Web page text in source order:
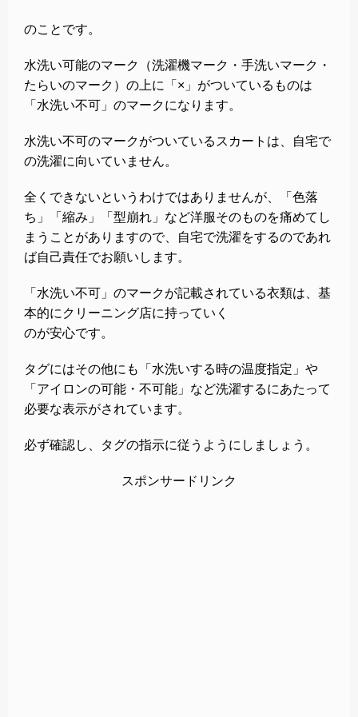
のことです。
水洗い可能のマーク（洗濯機マーク・手洗いマーク・
たらいのマーク）の上に「×」がついているものは
「水洗い不可」のマークになります。
水洗い不可のマークがついているスカートは、自宅で
の洗濯に向いていません。
全くできないというわけではありませんが、「色落
ち」「縮み」「型崩れ」など洋服そのものを痛めてし
まうことがありますので、自宅で洗濯をするのであれ
ば自己責任でお願いします。
「水洗い不可」のマークが記載されている衣類は、基
本的にクリーニング店に持っていく
のが安心です。
タグにはその他にも「水洗いする時の温度指定」や
「アイロンの可能・不可能」など洗濯するにあたって
必要な表示がされています。
必ず確認し、タグの指示に従うようにしましょう。
スポンサードリンク